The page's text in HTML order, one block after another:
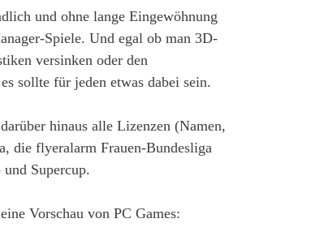
und ohne lange Eingewöhnung
Spiele. Und egal ob man 3D-
versinken oder den
sollte für jeden etwas dabei sein.
hinaus alle Lizenzen (Namen,
die flyeralarm Frauen-Bundesliga
Supercup.
Vorschau von PC Games: